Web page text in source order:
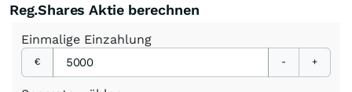
Reg.Shares Aktie berechnen
Einmalige Einzahlung
€ - +